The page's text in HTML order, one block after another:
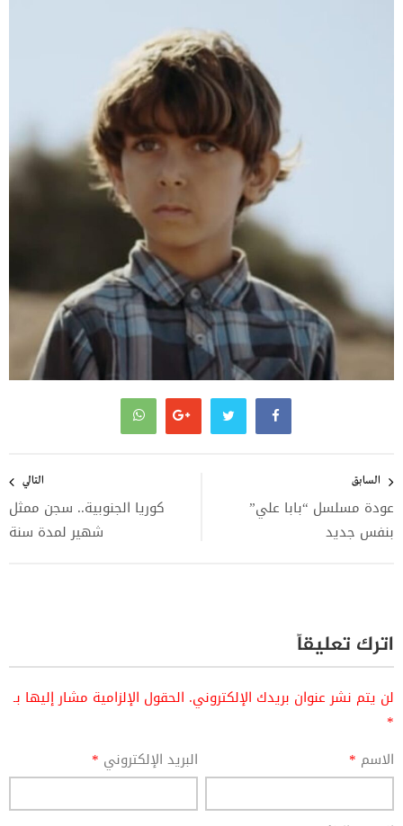
المقالات
السابق
عودة مسلسل “بابا علي”
بنفس جديد
التالي
كوريا الجنوبية.. سجن ممثل
شهير لمدة سنة
اترك تعليقاً
لن يتم نشر عنوان بريدك الإلكتروني. الحقول الإلزامية مشار إليها بـ
*
الاسم * البريد الإلكتروني *